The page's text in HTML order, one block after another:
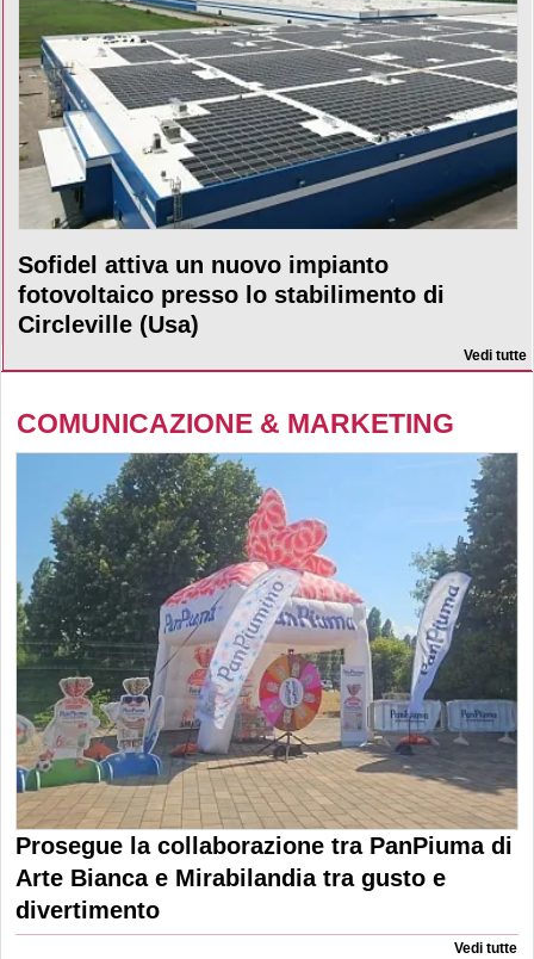
Sofidel attiva un nuovo impianto
fotovoltaico presso lo stabilimento di
Circleville (Usa)
Vedi tutte
COMUNICAZIONE & MARKETING
Prosegue la collaborazione tra PanPiuma di
Arte Bianca e Mirabilandia tra gusto e
divertimento
Vedi tutte